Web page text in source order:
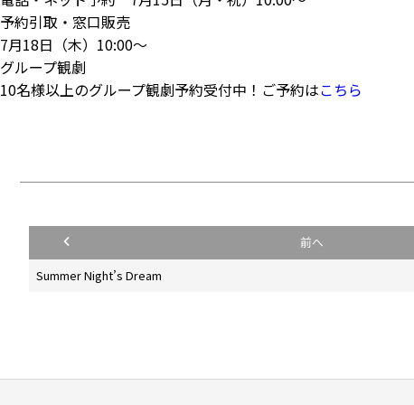
予約引取・窓口販売
7月18日（木）10:00～​
グループ観劇
10名様以上のグループ観劇予約受付中！ご予約はこちら
投
ビ
前へ
Summer Night’s Dream